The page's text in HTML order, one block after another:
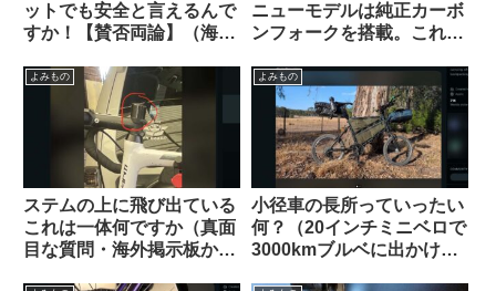
ットでも安全と言えるんで
すか！【賛否両論】（海外
ニューモデルは純正カーボ
ンフォークを搭載。これで
よみもの
ステムの上に飛び出ている
これは一体何ですか（真面
目な質問・海外掲示板か
よみもの
小径車の長所っていったい
何？（20インチミニベロで
3000kmブルベに出かけま